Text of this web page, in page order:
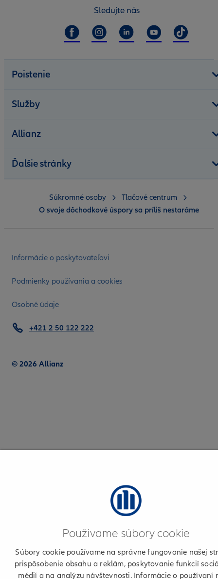
Sledujte nás
Poistenie
Služby
Allianz
Ďalšie stránky
Informácie o poskytovateľovi
Podmienky používania a cookies
Osobné údaje
© 2026 Allianz
+421 2 50 122 222
Súkromné osoby
Tlačové centrum
O svoje dôchodkové úspory sa príliš nestaráme
Používame súbory cookie
Súbory cookie používame na správne fungovanie našej
prispôsobenie obsahu a reklám, poskytovanie funkcií
médií a na analýzu návštevnosti. Informácie o používaní